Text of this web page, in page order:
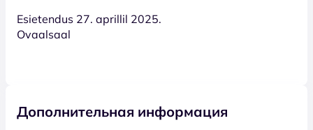
Esietendus 27. aprillil 2025.
Ovaalsaal
Дополнительная информация